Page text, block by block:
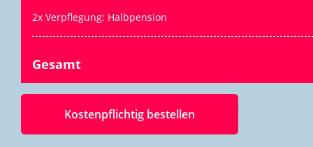
2x Verpflegung: Halbpension
Gesamt
Kostenpflichtig bestellen